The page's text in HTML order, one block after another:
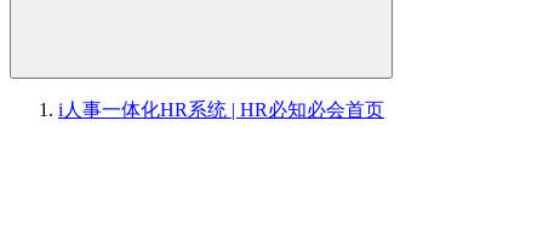
i人事一体化HR系统 | HR必知必会首页